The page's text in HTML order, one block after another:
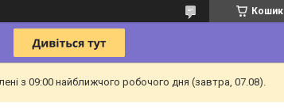
Кошик
з 09:00 найближчого робочого дня (завтра, 07.08).